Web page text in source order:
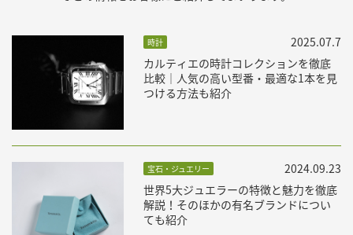
時計
カルティエの時計コレクションを徹底
比較｜人気の高い型番・最適な1本を見
つける方法も紹介
2025.07.7
宝石・ジュエリー
世界5大ジュエラーの特徴と魅力を徹底
解説！そのほかの有名ブランドについ
ても紹介
2024.09.23